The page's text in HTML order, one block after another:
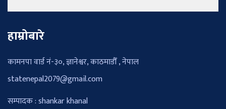
हाम्रोबारे
कामनपा वार्ड नं-३०, ज्ञानेश्वर, काठमाडौँ , नेपाल
statenepal2079@gmail.com
सम्पादक : shankar khanal